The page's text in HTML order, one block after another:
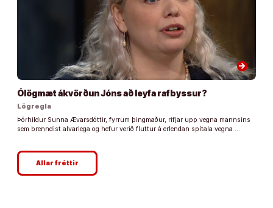
arrow_forward
Ólögmæt ákvörðun Jóns að leyfa rafbyssur?
Lögregla
Þórhildur Sunna Ævarsdóttir, fyrrum þingmaður, rifjar upp vegna mannsins
sem brenndist alvarlega og hefur verið fluttur á erlendan spítala vegna …
Allar fréttir